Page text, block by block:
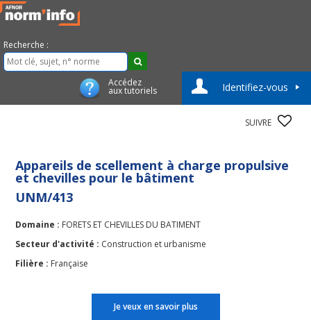
Recherche :
Accédez
aux tutoriels Identifiez-vous
SUIVRE
Appareils de scellement à charge propulsive
et chevilles pour le bâtiment
UNM/413
Domaine : FORETS ET CHEVILLES DU BATIMENT
Secteur d'activité : Construction et urbanisme
Filière : Française
Je veux en savoir plus